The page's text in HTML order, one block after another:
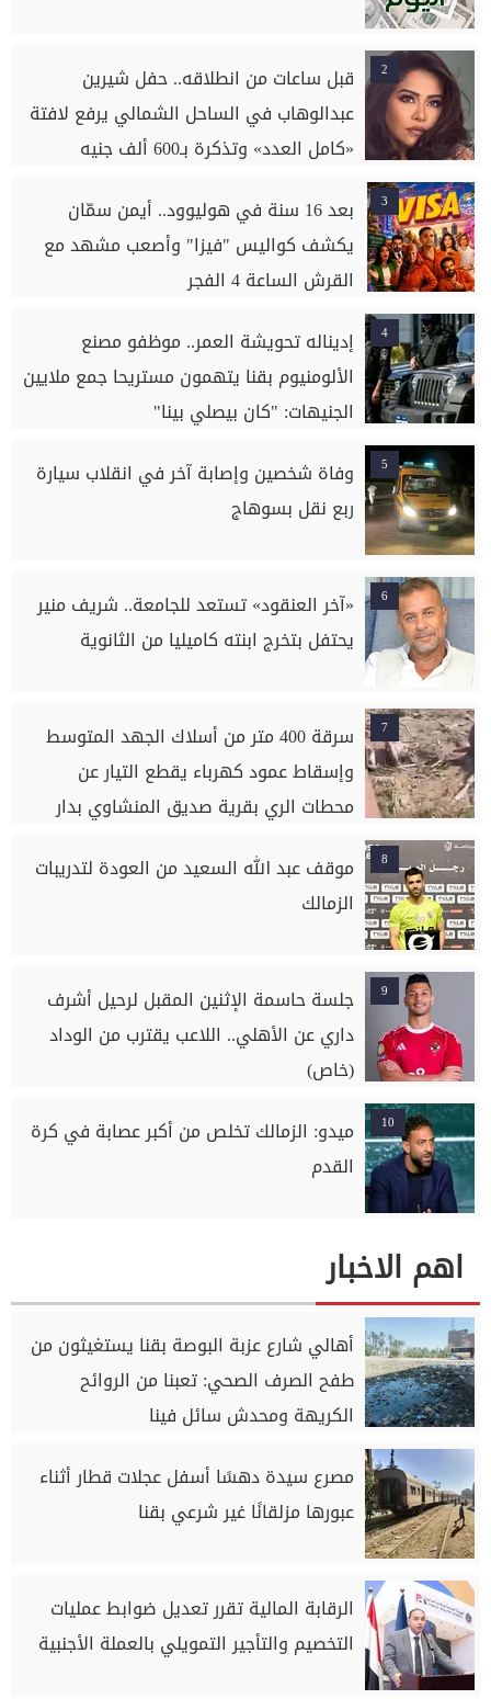
2
قبل ساعات من انطلاقه.. حفل شيرين
عبدالوهاب في الساحل الشمالي يرفع لافتة
«كامل العدد» وتذكرة بـ600 ألف جنيه
3
بعد 16 سنة في هوليوود.. أيمن سمّان
يكشف كواليس "فيزا" وأصعب مشهد مع
القرش الساعة 4 الفجر
4
إديناله تحويشة العمر.. موظفو مصنع
الألومنيوم بقنا يتهمون مستريحا جمع ملايين
الجنيهات: "كان بيصلي بينا"
5
وفاة شخصين وإصابة آخر في انقلاب سيارة
ربع نقل بسوهاج
6
«آخر العنقود» تستعد للجامعة.. شريف منير
يحتفل بتخرج ابنته كاميليا من الثانوية
7
سرقة 400 متر من أسلاك الجهد المتوسط
وإسقاط عمود كهرباء يقطع التيار عن
محطات الري بقرية صديق المنشاوي بدار
8
موقف عبد الله السعيد من العودة لتدريبات
الزمالك
9
جلسة حاسمة الإثنين المقبل لرحيل أشرف
داري عن الأهلي.. اللاعب يقترب من الوداد
(خاص)
10
ميدو: الزمالك تخلص من أكبر عصابة في كرة
القدم
اهم الاخبار
أهالي شارع عزبة البوصة بقنا يستغيثون من
طفح الصرف الصحي: تعبنا من الروائح
الكريهة ومحدش سائل فينا
مصرع سيدة دهسًا أسفل عجلات قطار أثناء
عبورها مزلقانًا غير شرعي بقنا
الرقابة المالية تقرر تعديل ضوابط عمليات
التخصيم والتأجير التمويلي بالعملة الأجنبية